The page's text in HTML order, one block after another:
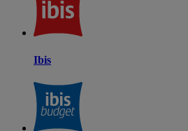
Ibis